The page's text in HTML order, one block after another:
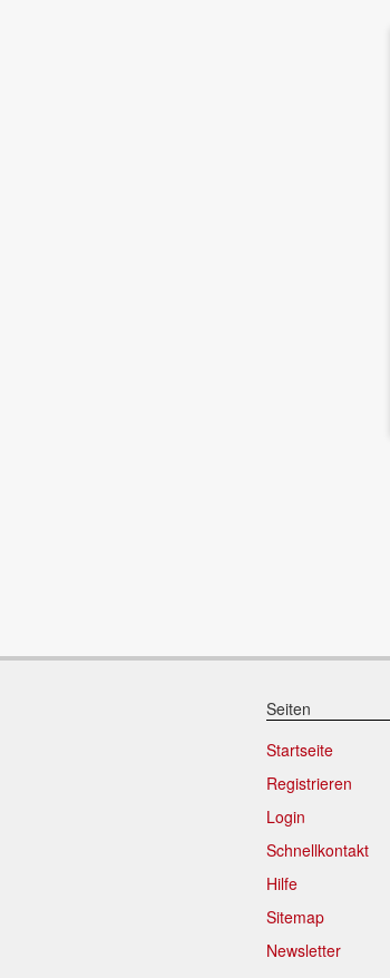
Seiten
Startseite
Registrieren
Login
Schnellkontakt
Hilfe
Sitemap
Newsletter